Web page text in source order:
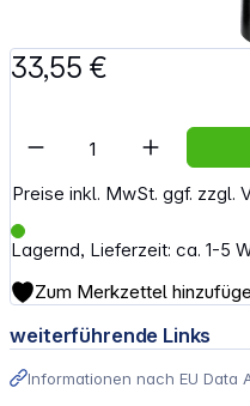
33,55 €
Preise inkl. MwSt. ggf. zzgl.
Lagernd, Lieferzeit: ca. 1-5
Artikel Anzahl:
Zum Merkzettel
weiterführende Links
Informationen nach EU Data